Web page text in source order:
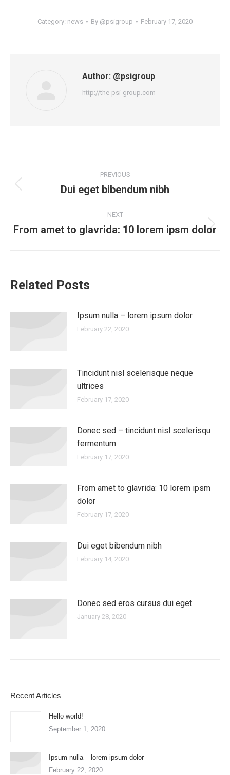
Category: news By @psigroup February 17, 2020
Author: @psigroup
http://the-psi-group.com
PREVIOUS
Dui eget bibendum nibh
NEXT
From amet to glavrida: 10 lorem ipsm dolor
Related Posts
Ipsum nulla – lorem ipsum dolor
February 22, 2020
Tincidunt nisl scelerisque neque
ultrices
February 17, 2020
Donec sed – tincidunt nisl scelerisqu
fermentum
February 17, 2020
From amet to glavrida: 10 lorem ipsm
dolor
February 17, 2020
Dui eget bibendum nibh
February 14, 2020
Donec sed eros cursus dui eget
January 28, 2020
Recent Articles
Hello world!
September 1, 2020
Ipsum nulla – lorem ipsum dolor
February 22, 2020